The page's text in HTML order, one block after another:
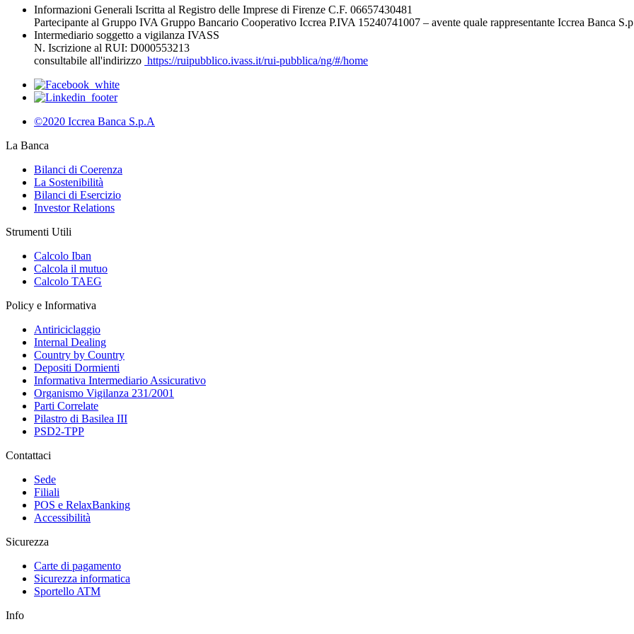
Informazioni Generali Iscritta al Registro delle Imprese di Firenze C.F. 06657430481
Partecipante al Gruppo IVA Gruppo Bancario Cooperativo Iccrea P.IVA 15240741007 – avente quale rappresentante Iccrea Banca
Intermediario soggetto a vigilanza IVASS
N. Iscrizione al RUI: D000553213
consultabile all'indirizzo https://ruipubblico.ivass.it/rui-pubblica/ng/#/home
©2020 Iccrea Banca S.p.A
La Banca
Bilanci di Coerenza
La Sostenibilità
Bilanci di Esercizio
Investor Relations
Strumenti Utili
Calcolo Iban
Calcola il mutuo
Calcolo TAEG
Policy e Informativa
Antiriciclaggio
Internal Dealing
Country by Country
Depositi Dormienti
Informativa Intermediario Assicurativo
Organismo Vigilanza 231/2001
Parti Correlate
Pilastro di Basilea III
PSD2-TPP
Contattaci
Sede
Filiali
POS e RelaxBanking
Accessibilità
Sicurezza
Carte di pagamento
Sicurezza informatica
Sportello ATM
Info